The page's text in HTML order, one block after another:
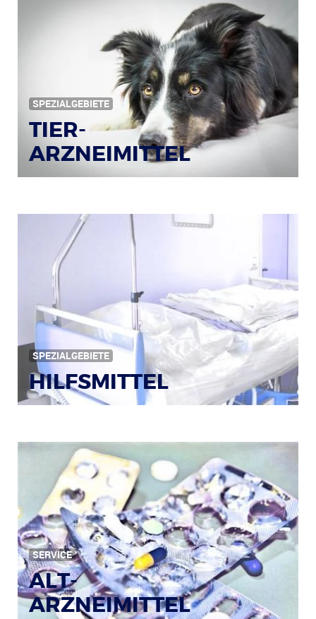
SPEZIALGEBIETE
TIER-
ARZNEIMITTEL
SPEZIALGEBIETE
HILFSMITTEL
Bild: © Rainer Sturm / pixelio.de
SERVICE
ALT-
ARZNEIMITTEL